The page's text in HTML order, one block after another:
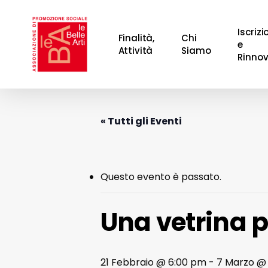
content
Finalità,
Attività
Chi
Siamo
e
« Tutti gli Eventi
Questo evento è passato.
Una vetrina
21 Febbraio @ 6:00 pm - 7 Marzo